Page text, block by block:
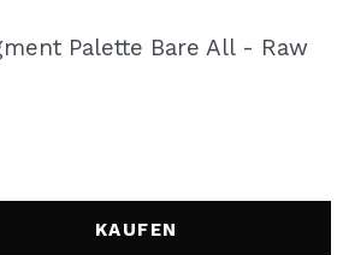
Kontos bei Maquillalia.de
schnell tätigen, den Status Ihrer
ERSTELLEN
Palette Bare All - Raw
KAUFEN